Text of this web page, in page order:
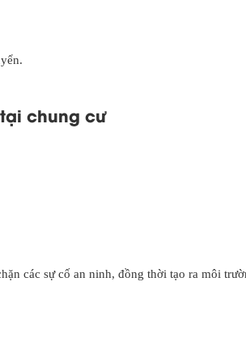
tại chung cư
các sự cố an ninh, đồng thời tạo ra môi